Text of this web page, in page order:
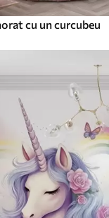
cu un curcubeu